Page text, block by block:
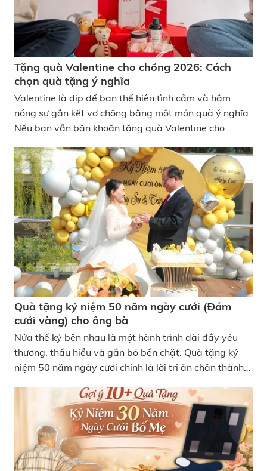
Tặng quà Valentine cho chồng 2026: Cách
chọn quà tặng ý nghĩa
Valentine là dịp để bạn thể hiện tình cảm và hâm
nóng sự gắn kết vợ chồng bằng một món quà ý nghĩa.
Nếu bạn vẫn băn khoăn tặng quà Valentine cho
bài viết này của KATA Tech sẽ gợi ý những cách chọn
quà thiết thực, phù hợp từng sở thích, giúp bạn dễ
dàng tìm được món quà ý nghĩa nhất trong năm 2026
nhé! Tặng quà Valentine cho chồng 2026
Quà tặng kỷ niệm 50 năm ngày cưới (Đám
cưới vàng) cho ông bà
Nửa thế kỷ bên nhau là một hành trình dài đầy yêu
thương, thấu hiểu và gắn bó bền chặt. Quà tặng kỷ
niệm 50 năm ngày cưới chính là lời tri ân chân thành
hy sinh, đồng hành và vun đắp hạnh phúc gia đình.
Trong bài viết hôm nay, hãy cùng KATA khám phá
những món quà ý nghĩa, phù hợp để gửi trọn yêu
thương đến ông bà trong dịp đặc biệt này nhé! Quà
tặng kỷ niệm 50 năm ngày cưới